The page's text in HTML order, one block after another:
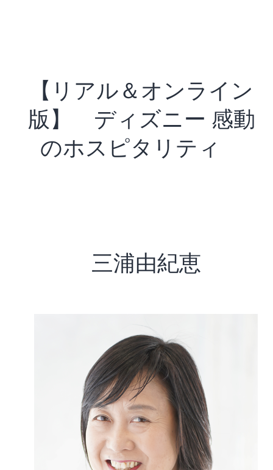
【リアル＆オンライン
版】 ディズニー 感動
のホスピタリティ
三浦由紀恵